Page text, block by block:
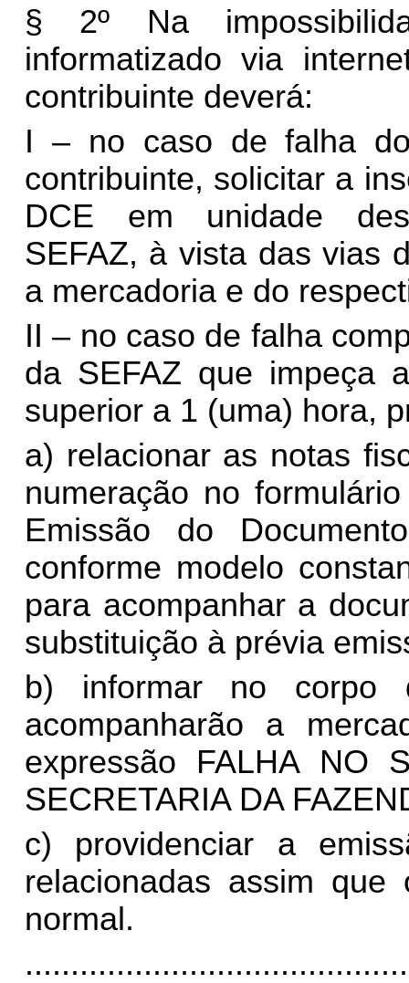
§ 2º Na
informatizado via
contribuinte deverá:
I – no caso de falha
contribuinte, solicitar a
DCE em unidade
SEFAZ, à vista das vias
a mercadoria e do
II – no caso de falha
da SEFAZ que impeça
superior a 1 (uma) hora,
a) relacionar as notas
numeração no
Emissão do
conforme modelo
para acompanhar a
substituição à prévia
b) informar no
acompanharão a
expressão FALHA NO
SECRETARIA DA
c) providenciar a
relacionadas assim
normal.